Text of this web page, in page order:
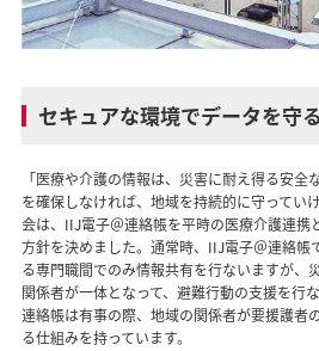
セキュアな環境でデータを守る
「医療や介護の情報は、災害に耐え得る安全
を確保しなければ、地域を持続的に守ってい
会は、IIJ電子＠連絡帳を平時の医療介護連携
方針を決めました。通常時、IIJ電子＠連絡帳
る専門職間でのみ情報共有を行ないますが、
関係者が一体となって、避難行動の支援を行
連絡帳は有事の際、地域の関係者が要援護者
る仕組みを持っています。